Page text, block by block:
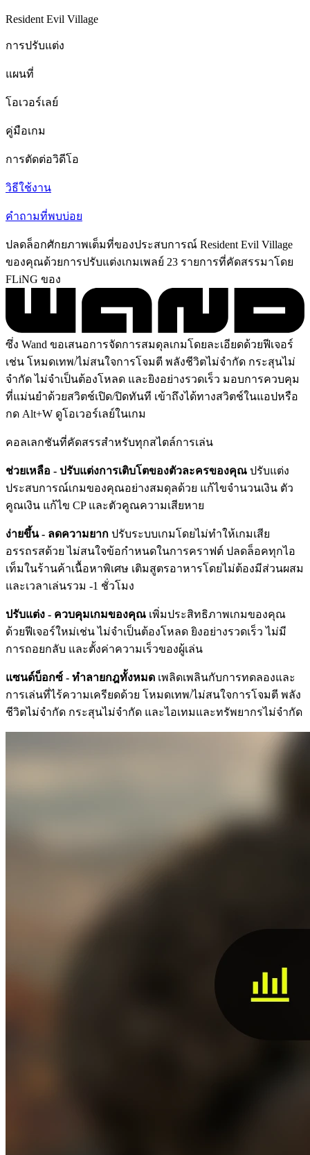
Resident Evil Village
การปรับแต่ง
แผนที่
โอเวอร์เลย์
คู่มือเกม
การตัดต่อวิดีโอ
วิธีใช้งาน
คำถามที่พบบ่อย
ปลดล็อกศักยภาพเต็มที่ของประสบการณ์ Resident Evil Village
ของคุณด้วยการปรับแต่งเกมเพลย์ 23 รายการที่คัดสรรมาโดย
FLiNG ของ
ซึ่ง Wand ขอเสนอการจัดการสมดุลเกมโดยละเอียดด้วยฟีเจอร์
เช่น โหมดเทพ/ไม่สนใจการโจมตี พลังชีวิตไม่จำกัด กระสุนไม่
จำกัด ไม่จำเป็นต้องโหลด และยิงอย่างรวดเร็ว มอบการควบคุม
ที่แม่นยำด้วยสวิตช์เปิด/ปิดทันที เข้าถึงได้ทางสวิตช์ในแอปหรือ
กด Alt+W ดูโอเวอร์เลย์ในเกม
คอลเลกชันที่คัดสรรสำหรับทุกสไตล์การเล่น
ช่วยเหลือ - ปรับแต่งการเติบโตของตัวละครของคุณ ปรับแต่ง
ประสบการณ์เกมของคุณอย่างสมดุลด้วย แก้ไขจำนวนเงิน ตัว
คูณเงิน แก้ไข CP และตัวคูณความเสียหาย
ง่ายขึ้น - ลดความยาก ปรับระบบเกมโดยไม่ทำให้เกมเสีย
อรรถรสด้วย ไม่สนใจข้อกำหนดในการคราฟต์ ปลดล็อคทุกไอ
เท็มในร้านค้าเนื้อหาพิเศษ เติมสูตรอาหารโดยไม่ต้องมีส่วนผสม
และเวลาเล่นรวม -1 ชั่วโมง
ปรับแต่ง - ควบคุมเกมของคุณ เพิ่มประสิทธิภาพเกมของคุณ
ด้วยฟีเจอร์ใหม่เช่น ไม่จำเป็นต้องโหลด ยิงอย่างรวดเร็ว ไม่มี
การถอยกลับ และตั้งค่าความเร็วของผู้เล่น
แซนด์บ็อกซ์ - ทำลายกฎทั้งหมด เพลิดเพลินกับการทดลองและ
การเล่นที่ไร้ความเครียดด้วย โหมดเทพ/ไม่สนใจการโจมตี พลัง
ชีวิตไม่จำกัด กระสุนไม่จำกัด และไอเทมและทรัพยากรไม่จำกัด